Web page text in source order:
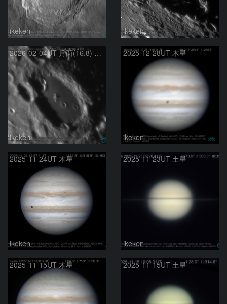
ikeken ikeken
2026-02-04UT 月面(16.8) クレオメデスクレーター
ikeken
2025-12-28UT 木星
ikeken
2025-11-24UT 木星
ikeken
2025-11-23UT 土星
ikeken
2025-11-15UT 木星 2025-11-15UT 土星